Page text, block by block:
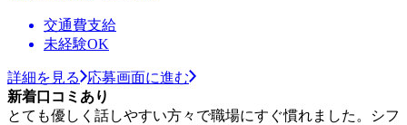
交通費支給
未経験OK
詳細を見る
応募画面に進む
新着口コミあり
とても優しく話しやすい方々で職場にすぐ慣れました。シフ